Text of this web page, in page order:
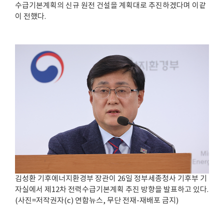
수급기본계획의 신규 원전 건설을 계획대로 추진하겠다며 이같
이 전했다.
김성환 기후에너지환경부 장관이 26일 정부세종청사 기후부 기
자실에서 제12차 전력수급기본계획 추진 방향을 발표하고 있다.
(사진=저작권자(c) 연합뉴스, 무단 전재-재배포 금지)